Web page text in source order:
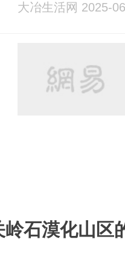
大冶生活网 2025-
岭石漠化山区